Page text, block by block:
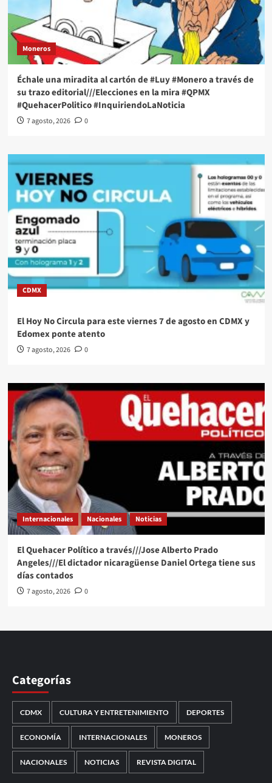
Moneros
Échale una miradita al cartón de #Luy #Monero a través de
su trazo editorial///Elecciones en la mira #QPMX
#QuehacerPolitico #InquiriendoLaNoticia
7 agosto, 2026 0
CDMX
El Hoy No Circula para este viernes 7 de agosto en CDMX y
Edomex ponte atento
7 agosto, 2026 0
Internacionales Nacionales Noticias
El Quehacer Político a través///Jose Alberto Prado
Angeles///El dictador nicaragüense Daniel Ortega tiene sus
días contados
7 agosto, 2026 0
Categorías
CDMX CULTURA Y ENTRETENIMIENTO DEPORTES
ECONOMÍA INTERNACIONALES MONEROS
NACIONALES NOTICIAS REVISTA DIGITAL